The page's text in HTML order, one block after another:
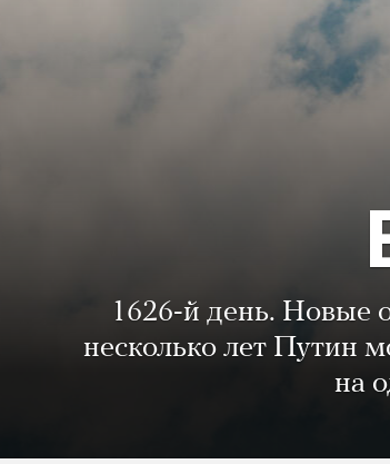
1626-й день. Новые
несколько лет Путин
на